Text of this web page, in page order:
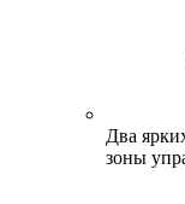
Два
зоны